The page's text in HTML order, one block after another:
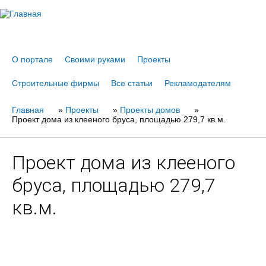
О портале Своими руками Проекты
Строительные фирмы Все статьи Рекламодателям
Вы
Главная » Проекты » Проекты домов
»
Проект дома из клееного бруса, площадью 279,7 кв.м.
Проект дома из клееного
бруса, площадью 279,7
кв.м.